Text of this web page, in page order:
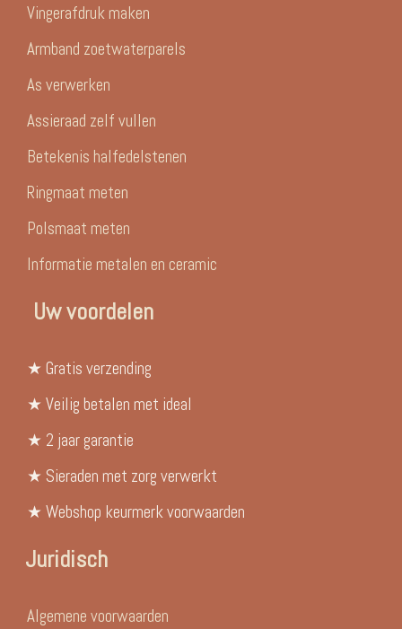
Vingerafdruk maken
Armband zoetwaterparels
As verwerken
Assieraad zelf vullen
Betekenis halfedelstenen
Ringmaat meten
Polsmaat meten
Informatie metalen en ceramic
Uw voordelen
★ Gratis verzending
★ Veilig betalen met ideal
★ 2 jaar garantie
★ Sieraden met zorg verwerkt
★ Webshop keurmerk voorwaarden
Juridisch
Algemene voorwaarden